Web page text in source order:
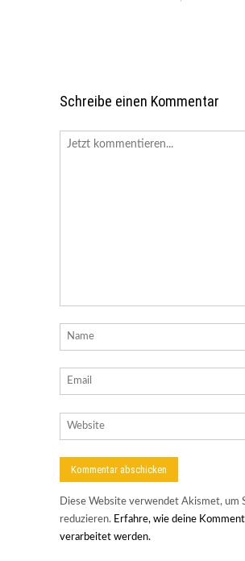
Schreibe einen Kommentar
Diese Website verwendet Akismet, um
reduzieren. Erfahre, wie deine
verarbeitet werden.